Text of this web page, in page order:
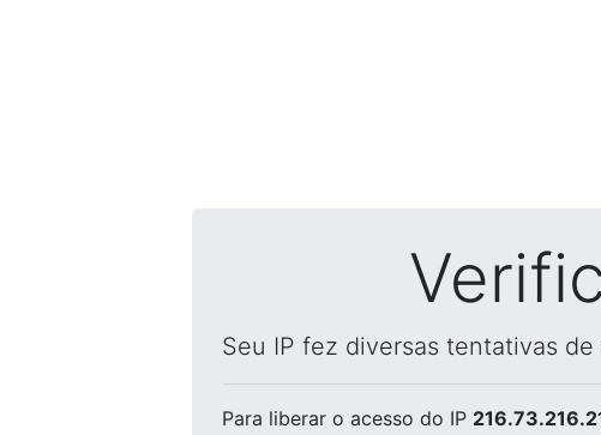
Seu IP fez diversas tentativas
Para liberar o acesso do IP